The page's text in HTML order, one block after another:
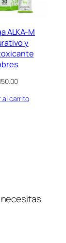
ALKA-M
y
al carrito